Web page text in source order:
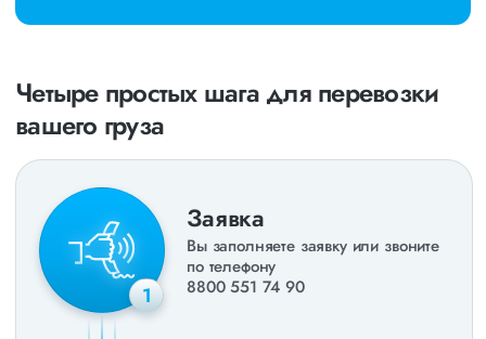
Четыре простых шага для перевозки
вашего груза
1
Заявка
Вы заполняете заявку или звоните
по телефону
8800 551 74 90